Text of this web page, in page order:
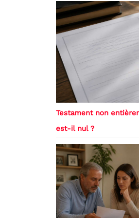
Testament non
est-il nul ?